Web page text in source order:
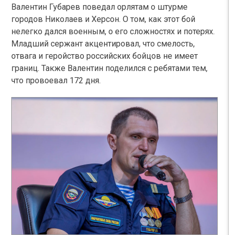
Валентин Губарев поведал орлятам о штурме
городов Николаев и Херсон. О том, как этот бой
нелегко дался военным, о его сложностях и потерях.
Младший сержант акцентировал, что смелость,
отвага и геройство российских бойцов не имеет
границ. Также Валентин поделился с ребятами тем,
что провоевал 172 дня.